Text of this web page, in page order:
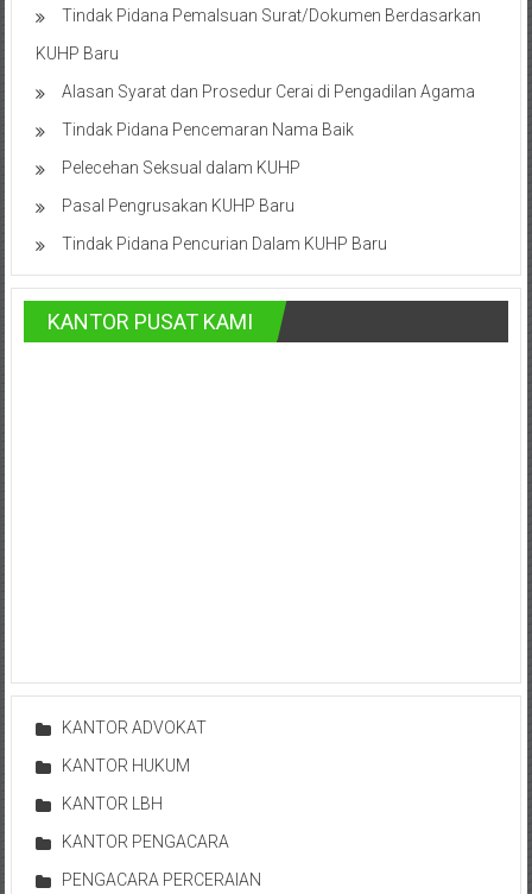
Klaten,
Magelang,
Jakarta,
Bali,
Surabaya,
Sukoharjo,
Mungkid,
Purworejo,
Daerah
Bengkulu,
Gunung
Kidul,
Kulon
Balikpapan,
Jakarta
Tindak Pidana Pemalsuan Surat/Dokumen Berdasarkan
KUHP Baru
Alasan Syarat dan Prosedur Cerai di Pengadilan Agama
Tindak Pidana Pencemaran Nama Baik
Pelecehan Seksual dalam KUHP
Pasal Pengrusakan KUHP Baru
Tindak Pidana Pencurian Dalam KUHP Baru
KANTOR PUSAT KAMI
KANTOR ADVOKAT
KANTOR HUKUM
KANTOR LBH
KANTOR PENGACARA
PENGACARA PERCERAIAN